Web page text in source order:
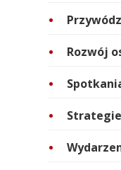
Rozwój